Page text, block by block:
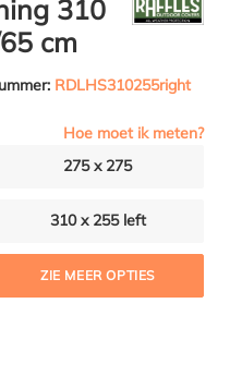
310
cm
RDLHS310255right
Hoe moet ik meten?
275 x 275
310 x 255 left
ZIE MEER OPTIES